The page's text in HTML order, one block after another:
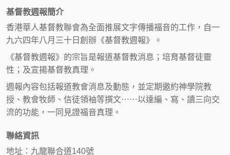
基督教週報簡介
香港華人基督教聯會為全面推展文字傳播福音的工作，自一
九六四年八月三十日創辦《基督教週報》。
《基督教週報》的宗旨是報道基督教消息；培育基督徒靈
性；及宣揚基督教真理。
週報內容包括報道教會消息及動態，並定期邀約神學院教
授、教會牧師、信徒領袖等撰文⋯⋯以達編、寫、讀三向交
流的功能，一同見證福音真理。
聯絡資訊
地址：九龍聯合道140號